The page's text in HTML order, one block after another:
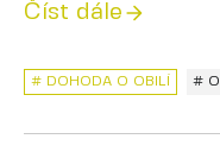
Číst dále
#
# DOHODA O OBILÍ